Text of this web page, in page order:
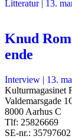
Litteratur| 13.
Knud
ende
Interview | 13.
Kulturmagasinet
Valdemarsgade
8000 Aarhus C
Tlf: 25826669
SE-nr.: 35797602